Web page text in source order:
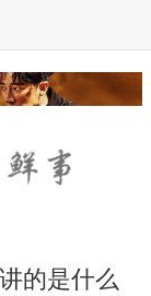
的是什么